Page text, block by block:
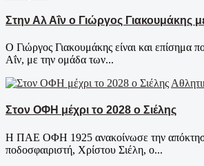
Στην Αλ Αΐν ο Γιώργος Γιακουμάκης με
Ο Γιώργος Γιακουμάκης είναι και επίσημα
Αΐν, με την ομάδα των...
Στον ΟΦΗ μέχρι το 2028 ο Σιέλης
Η ΠΑΕ ΟΦΗ 1925 ανακοίνωσε την
ποδοσφαιριστή, Χρίστου Σιέλη, ο...